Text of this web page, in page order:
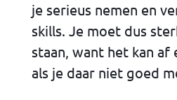
je serieus nemen en
skills. Je moet dus
staan, want het kan af
als je daar niet goed